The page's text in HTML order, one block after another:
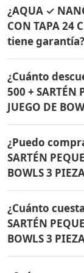
de 24 cm
originales Rena
SARTÉN
3 PIEZAS a
contra entrega.
¿AQUA ✓
CON TAPA 24
tiene garantía?
CTU-500 +
DE BOWLS 3
defectos de
Ware
¿Cuánto
500 + SARTÉN
JUEGO DE
24 CM + JUEGO
descuento.
precio actual.
¿Puedo
SARTÉN
BOWLS 3
PEQUEÑA CON
PIEZAS con
mensuales de
Colombia.
¿Cuánto
SARTÉN
BOWLS 3